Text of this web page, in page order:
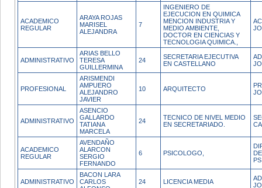
ACADEMICO
REGULAR
ARAYA ROJAS
MARISEL
ALEJANDRA
7
INGENIERO DE
EJECUCION EN QUIMICA
MENCION INDUSTRIA Y
MEDIO AMBIENTE,
DOCTOR EN CIENCIAS Y
TECNOLOGIA QUIMICA.,
ADMINISTRATIVO
ARIAS BELLO
TERESA
GUILLERMINA
24
SECRETARIA EJECUTIVA
EN CASTELLANO
PROFESIONAL
ARISMENDI
AMPUERO
ALEJANDRO
JAVIER
10 ARQUITECTO
ADMINISTRATIVO
ASENCIO
GALLARDO
TATIANA
MARCELA
24
TECNICO DE NIVEL MEDIO
EN SECRETARIADO.
ACADEMICO
REGULAR
AVENDAÑO
ALARCON
SERGIO
FERNANDO
6 PSICOLOGO,
ADMINISTRATIVO
BACON LARA
CARLOS
24 LICENCIA MEDIA